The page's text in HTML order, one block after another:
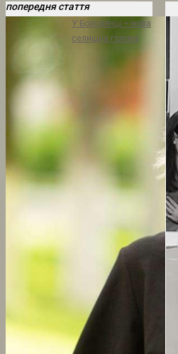
попередня стаття
У Бородянці – нова
селищна голова